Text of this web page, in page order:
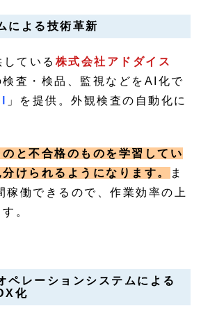
による技術革新
ている 株式会社アドダイス
査・検品、監視などをAI化で
」を提供。外観検査の自動化に
と不合格のものを学習してい
けられるようになります。
ま
働できるので、作業効率の上
。
ペレーションシステムによる
化